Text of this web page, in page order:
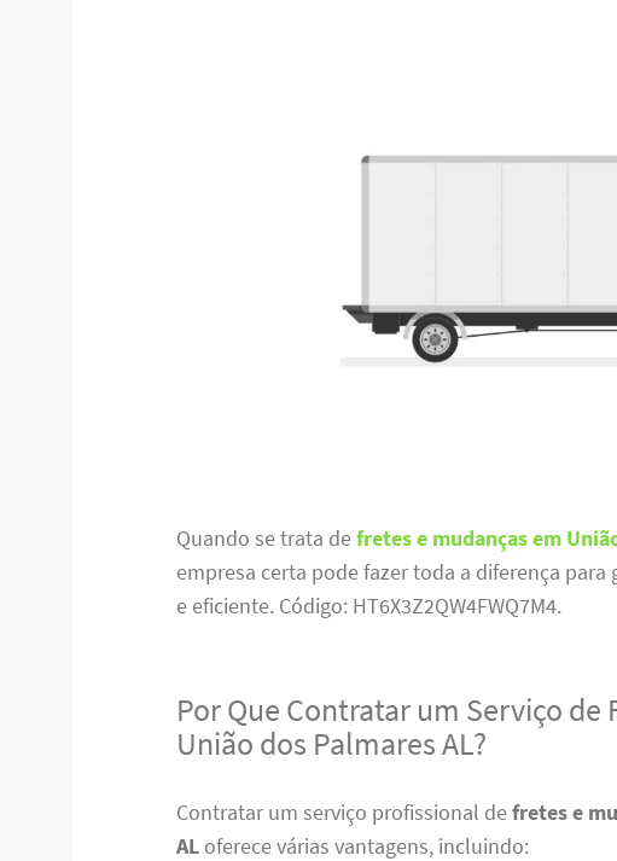
Quando se trata defretes e mudanças em
empresa certa pode fazer toda a diferença
e eficiente. Código: HT6X3Z2QW4FWQ7M4.
Por Que Contratar um Serviço de
União dos Palmares AL?
Contratar um serviço profissional defretes e
AL oferece várias vantagens, incluindo: